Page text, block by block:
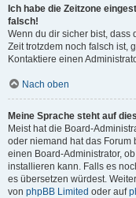
Ich habe die Zeitzone
falsch!
Wenn du dir sicher bist, dass
Zeit trotzdem noch falsch ist,
Kontaktiere einen
Nach oben
Meine Sprache steht auf
Meist hat die Board-
oder niemand hat das Forum
einen Board-Administrator,
installieren kann. Falls es
es übersetzen würdest.
von phpBB Limited oder auf